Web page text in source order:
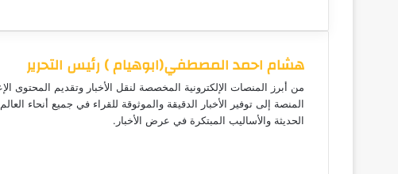
س
و
س
ج
س
ج
ر
ت
ا
ب
ل
ر
ا
هشام احمد المصطفي(ابوهيام ) رئيس التحرير
من أبرز المنصات الإلكترونية المخصصة لنقل الأخبار وتقديم المحتوى
المنصة إلى توفير الأخبار الدقيقة والموثوقة للقراء في جميع أنحاء
الحديثة والأساليب المبتكرة في عرض الأخبار.
شواهد ومشاهد عمار النور احمد
يكتب….
محمد عثمان الرضي يكتب: غربلة صارمة